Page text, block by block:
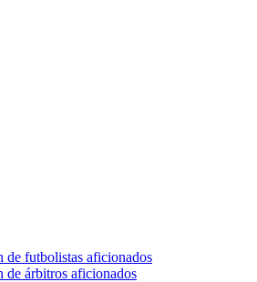
de futbolistas aficionados
de árbitros aficionados